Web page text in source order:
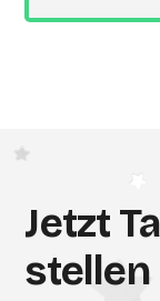
Jetzt
stellen